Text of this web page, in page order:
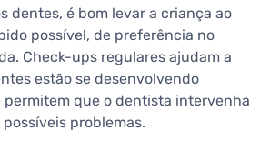
dentes, é bom levar a criança ao
possível, de preferência no
Check-ups regulares ajudam a
estão se desenvolvendo
permitem que o dentista intervenha
problemas.